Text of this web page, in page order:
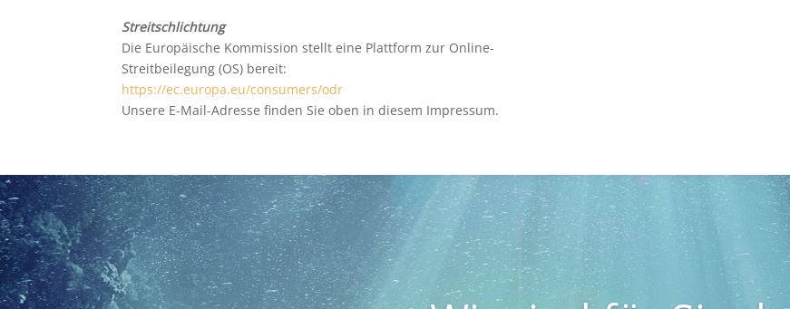
Streitschlichtung
Die Europäische Kommission stellt eine Plattform zur Online-
Streitbeilegung (OS) bereit:
https://ec.europa.eu/consumers/odr
Unsere E-Mail-Adresse finden Sie oben in diesem Impressum.